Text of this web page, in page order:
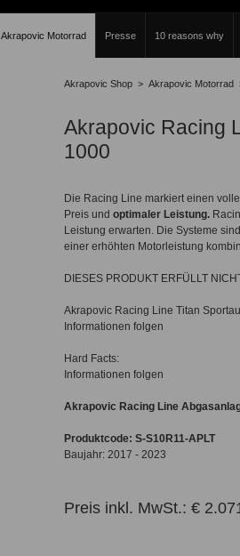
Akrapovic Motorrad Presse 10 reasons why
Akrapovic Shop > Akrapovic Motorrad
Akrapovic Racing
1000
Die Racing Line markiert einen
Preis und optimaler Leistung.
Leistung erwarten. Die Systeme
einer erhöhten Motorleistung
DIESES PRODUKT ERFÜLLT
Akrapovic Racing Line Titan
Informationen folgen
Hard Facts:
Informationen folgen
Akrapovic Racing Line
Produktcode: S-S10R11-APLT
Baujahr: 2017 - 2023
Preis inkl. MwSt.: €